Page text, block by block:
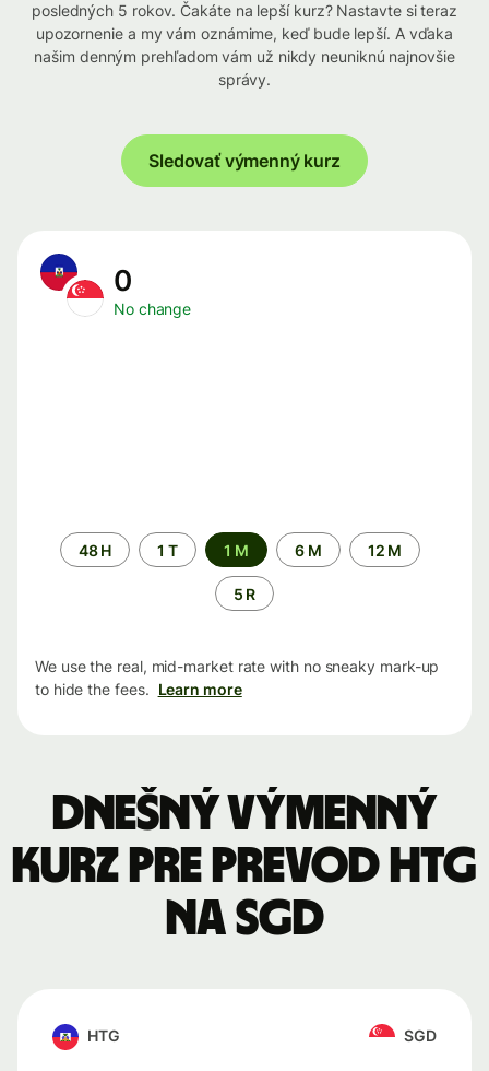
posledných 5 rokov. Čakáte na lepší kurz? Nastavte si teraz
upozornenie a my vám oznámime, keď bude lepší. A vďaka
našim denným prehľadom vám už nikdy neuniknú najnovšie
správy.
Sledovať výmenný kurz
0
No change
Time
period
48 H 1 T 1 M 6 M 12 M
5 R
We use the real, mid-market rate with no sneaky mark-up
to hide the fees. Learn more
Dnešný výmenný
kurz pre prevod HTG
na SGD
HTG SGD